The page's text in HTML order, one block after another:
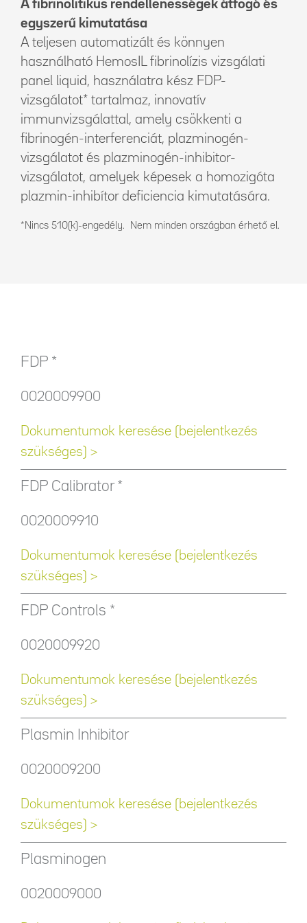
A fibrinolitikus rendellenességek átfogó és
egyszerű kimutatása
A teljesen automatizált és könnyen
használható HemosIL fibrinolízis vizsgálati
panel liquid, használatra kész FDP-
vizsgálatot* tartalmaz, innovatív
immunvizsgálattal, amely csökkenti a
fibrinogén-interferenciát, plazminogén-
vizsgálatot és plazminogén-inhibitor-
vizsgálatot, amelyek képesek a homozigóta
plazmin-inhibítor deficiencia kimutatására.
*Nincs 510(k)-engedély. Nem minden országban érhető el.
FDP *
0020009900
Dokumentumok keresése (bejelentkezés
szükséges) >
FDP Calibrator *
0020009910
Dokumentumok keresése (bejelentkezés
szükséges) >
FDP Controls *
0020009920
Dokumentumok keresése (bejelentkezés
szükséges) >
Plasmin Inhibitor
0020009200
Dokumentumok keresése (bejelentkezés
szükséges) >
Plasminogen
0020009000